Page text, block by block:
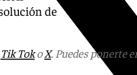
de
Tik TokoX. Puedes ponerte